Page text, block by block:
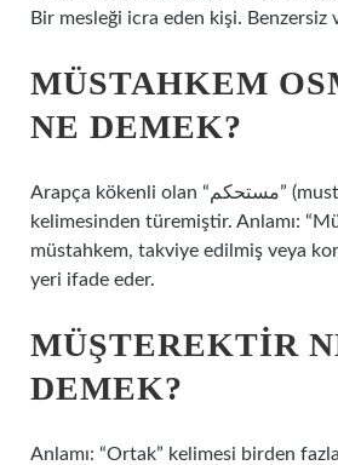
Bir mesleği icra eden kişi. Benzersiz
MÜSTAHKEM
NE DEMEK?
Arapça kökenli olan “مستحكم” (mustaḥkam)
kelimesinden türemiştir. Anlamı:
müstahkem, takviye edilmiş veya
yeri ifade eder.
MÜŞTEREKTIR
DEMEK?
Anlamı: “Ortak” kelimesi birden